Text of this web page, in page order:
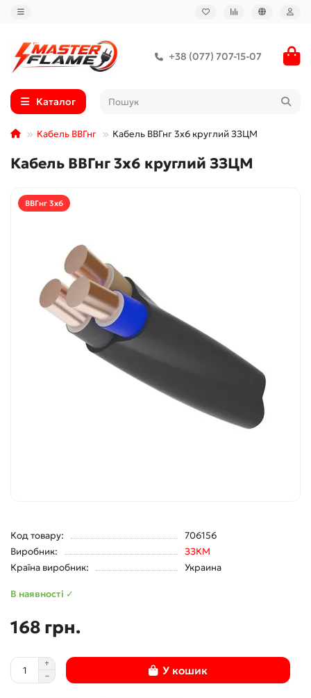
+38 (077) 707-15-07
Каталог
Кабель ВВГнг Кабель ВВГнг 3x6 круглий ЗЗЦМ
Кабель ВВГнг 3x6 круглий ЗЗЦМ
ВВГнг 3x6
Код товару:
706156
Виробник:
ЗЗКМ
Країна виробник:
Украина
В наявності ✓
168 грн.
У кошик